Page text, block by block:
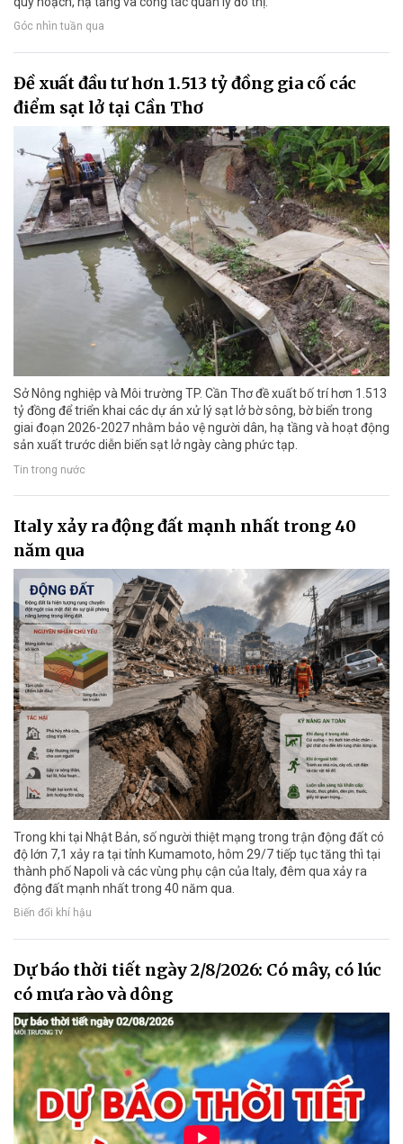
Góc nhìn tuần qua
Đề xuất đầu tư hơn 1.513 tỷ đồng gia cố các
điểm sạt lở tại Cần Thơ
Sở Nông nghiệp và Môi trường TP. Cần Thơ đề xuất bố trí hơn 1.513
tỷ đồng để triển khai các dự án xử lý sạt lở bờ sông, bờ biển trong
giai đoạn 2026-2027 nhằm bảo vệ người dân, hạ tầng và hoạt động
sản xuất trước diễn biến sạt lở ngày càng phức tạp.
Tin trong nước
Italy xảy ra động đất mạnh nhất trong 40
năm qua
Trong khi tại Nhật Bản, số người thiệt mạng trong trận động đất có
độ lớn 7,1 xảy ra tại tỉnh Kumamoto, hôm 29/7 tiếp tục tăng thì tại
thành phố Napoli và các vùng phụ cận của Italy, đêm qua xảy ra
động đất mạnh nhất trong 40 năm qua.
Biến đổi khí hậu
Dự báo thời tiết ngày 2/8/2026: Có mây, có lúc
có mưa rào và dông